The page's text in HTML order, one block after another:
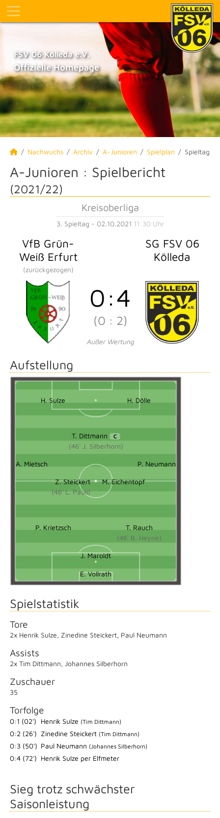
FSV 06 Kölleda e.V.
Offizielle Homepage
Nachwuchs Archiv A-Junioren Spielplan Spieltag
A-Junioren : Spielbericht
(2021/22)
Kreisoberliga
3. Spieltag - 02.10.2021 11:30 Uhr
VfB Grün-
Weiß Erfurt
(zurückgezogen)
SG FSV 06
Kölleda
0 :4
(0 : 2)
Außer Wertung
Aufstellung
H. Sulze H. Dölle
T. Dittmann C
(46' J. Silberhorn)
A. Mietsch P. Neumann
Z. Steickert
(46' L. Pauli)
M. Eichentopf
P. Krietzsch
T. Rauch
(46' B. Heyne)
J. Maroldt
E. Vollrath
Spielstatistik
Tore
2x Henrik Sulze, Zinedine Steickert, Paul Neumann
Assists
2x Tim Dittmann, Johannes Silberhorn
Zuschauer
35
Torfolge
0:1 (02') Henrik Sulze (Tim Dittmann)
0:2 (26') Zinedine Steickert (Tim Dittmann)
0:3 (50') Paul Neumann (Johannes Silberhorn)
0:4 (72') Henrik Sulze per Elfmeter
Sieg trotz schwächster
Saisonleistung